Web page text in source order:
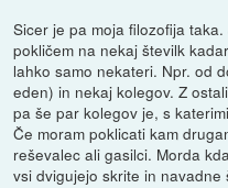
Sicer je pa moja filozofija
pokličem na nekaj številk
lahko samo nekateri. Npr. od
eden) in nekaj kolegov. Z
pa še par kolegov je, s
Če moram poklicati kam
reševalec ali gasilci. Morda
vsi dvigujejo skrite in navadne